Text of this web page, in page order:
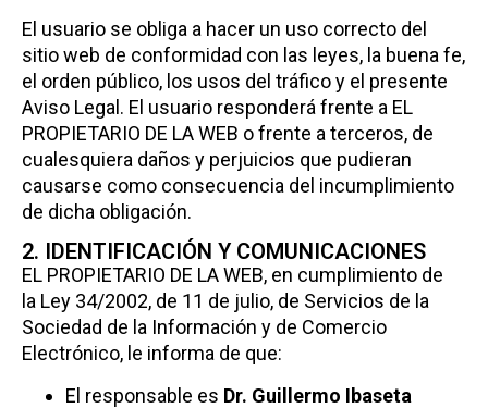
El usuario se obliga a hacer un uso correcto del
sitio web de conformidad con las leyes, la buena fe,
el orden público, los usos del tráfico y el presente
Aviso Legal. El usuario responderá frente a EL
PROPIETARIO DE LA WEB o frente a terceros, de
cualesquiera daños y perjuicios que pudieran
causarse como consecuencia del incumplimiento
de dicha obligación.
2. IDENTIFICACIÓN Y COMUNICACIONES
EL PROPIETARIO DE LA WEB, en cumplimiento de
la Ley 34/2002, de 11 de julio, de Servicios de la
Sociedad de la Información y de Comercio
Electrónico, le informa de que:
El responsable es Dr. Guillermo Ibaseta